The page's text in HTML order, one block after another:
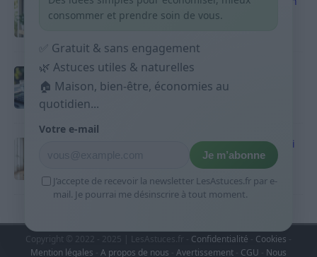
courses sans acheter 10 sprays
Budget mensuel : méthode rapide pour
répartir son salaire dès le jour de paie
9 avril 2026
Sport 10 minutes par jour est-ce utile et quoi
9 avril 2026
Copyright © 2022 - 2025 | LesAstuces.fr - Confidentialité Cookies -
Mention légales - A propos de nous - Avertissement - CGU - Nous
consommer et prendre soin de vous.
✅ Gratuit & sans engagement
🌿 Astuces utiles & naturelles
🏠 Maison, bien-être, économies au
quotidien...
Votre e-mail
Je m’abonne
J’accepte de recevoir la newsletter LesAstuces.fr par e-
mail. Je pourrai me désinscrire à tout moment.